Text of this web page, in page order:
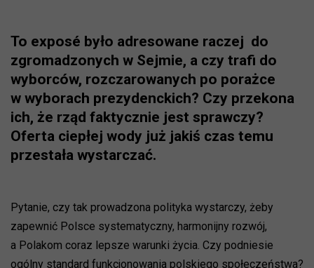
To exposé było adresowane raczej do
zgromadzonych w Sejmie, a czy trafi do
wyborców, rozczarowanych po porażce
w wyborach prezydenckich? Czy przekona
ich, że rząd faktycznie jest sprawczy?
Oferta ciepłej wody już jakiś czas temu
przestała wystarczać.
Pytanie, czy tak prowadzona polityka wystarczy, żeby
zapewnić Polsce systematyczny, harmonijny rozwój,
a Polakom coraz lepsze warunki życia. Czy podniesie
ogólny standard funkcjonowania polskiego społeczeństwa?